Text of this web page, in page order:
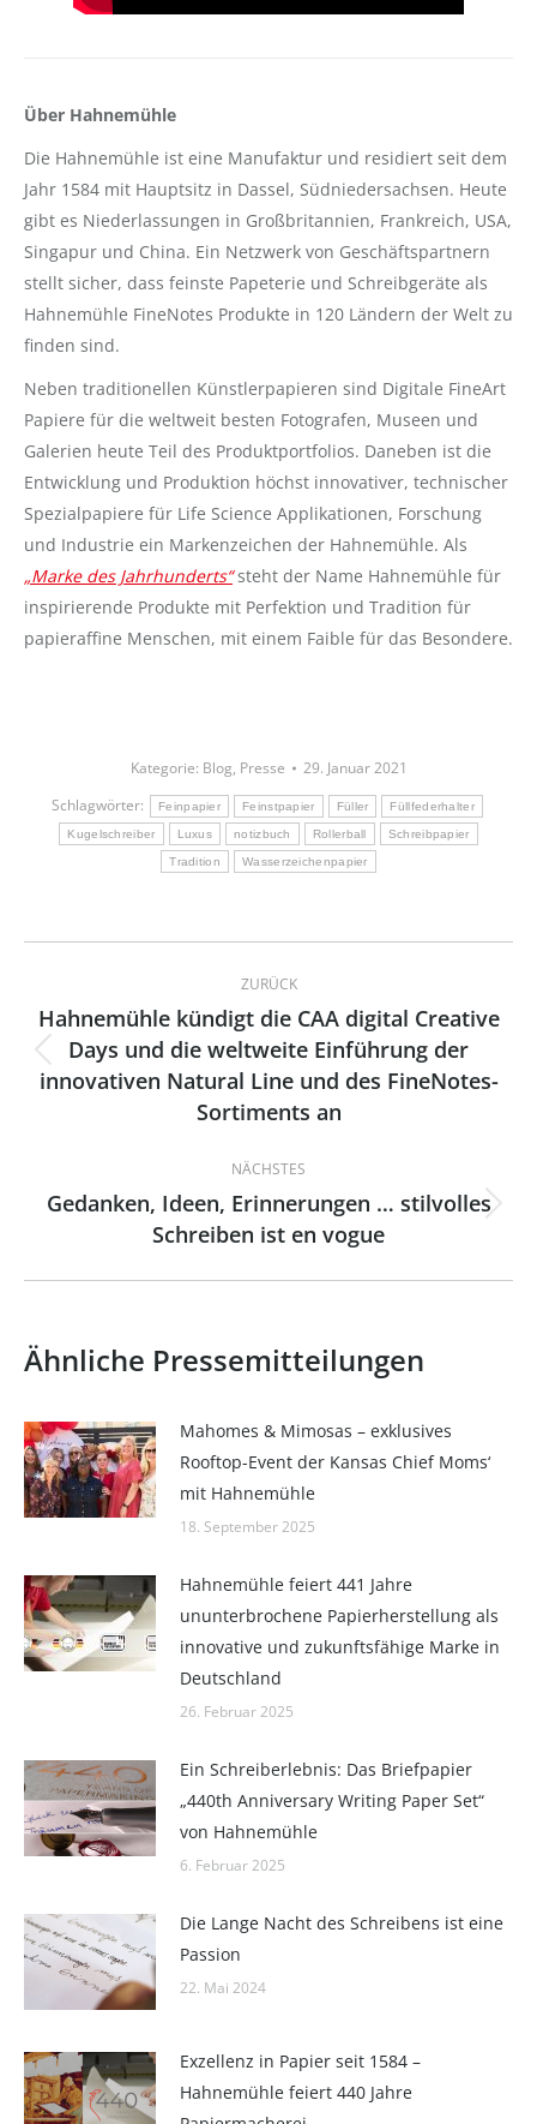
Über Hahnemühle
Die Hahnemühle ist eine Manufaktur und residiert seit dem
Jahr 1584 mit Hauptsitz in Dassel, Südniedersachsen. Heute
gibt es Niederlassungen in Großbritannien, Frankreich, USA,
Singapur und China. Ein Netzwerk von Geschäftspartnern
stellt sicher, dass feinste Papeterie und Schreibgeräte als
Hahnemühle FineNotes Produkte in 120 Ländern der Welt zu
finden sind.
Neben traditionellen Künstlerpapieren sind Digitale FineArt
Papiere für die weltweit besten Fotografen, Museen und
Galerien heute Teil des Produktportfolios. Daneben ist die
Entwicklung und Produktion höchst innovativer, technischer
Spezialpapiere für Life Science Applikationen, Forschung
und Industrie ein Markenzeichen der Hahnemühle. Als
„Marke des Jahrhunderts“steht der Name Hahnemühle für
inspirierende Produkte mit Perfektion und Tradition für
papieraffine Menschen, mit einem Faible für das Besondere.
Kategorie: Blog, Presse
29. Januar 2021
Schlagwörter:
Feinpapier Feinstpapier Füller Füllfederhalter
Kugelschreiber Luxus notizbuch Rollerball Schreibpapier
Tradition Wasserzeichenpapier
Kommentarnavigation
ZURÜCK
Vorheriger
Beitrag:
Hahnemühle kündigt die CAA digital Creative
Days und die weltweite Einführung der
innovativen Natural Line und des FineNotes-
Sortiments an
NÄCHSTES
Nächster
Beitrag:
Gedanken, Ideen, Erinnerungen … stilvolles
Schreiben ist en vogue
Ähnliche Pressemitteilungen
Mahomes & Mimosas – exklusives
Rooftop-Event der Kansas Chief Moms‘
mit Hahnemühle
18. September 2025
Hahnemühle feiert 441 Jahre
ununterbrochene Papierherstellung als
innovative und zukunftsfähige Marke in
Deutschland
26. Februar 2025
Ein Schreiberlebnis: Das Briefpapier
„440th Anniversary Writing Paper Set“
von Hahnemühle
6. Februar 2025
Die Lange Nacht des Schreibens ist eine
Passion
22. Mai 2024
Exzellenz in Papier seit 1584 –
Hahnemühle feiert 440 Jahre